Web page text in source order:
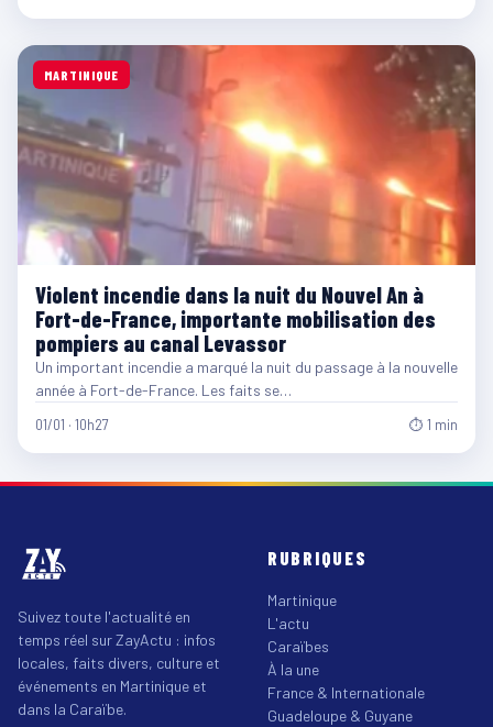
MARTINIQUE
Violent incendie dans la nuit du Nouvel An à
Fort-de-France, importante mobilisation des
pompiers au canal Levassor
Un important incendie a marqué la nuit du passage à la nouvelle
année à Fort-de-France. Les faits se…
01/01 · 10h27 ⏱ 1 min
Suivez toute l'actualité en
temps réel sur ZayActu : infos
locales, faits divers, culture et
événements en Martinique et
dans la Caraïbe.
RUBRIQUES
Martinique
L'actu
Caraïbes
À la une
France & Internationale
Guadeloupe & Guyane